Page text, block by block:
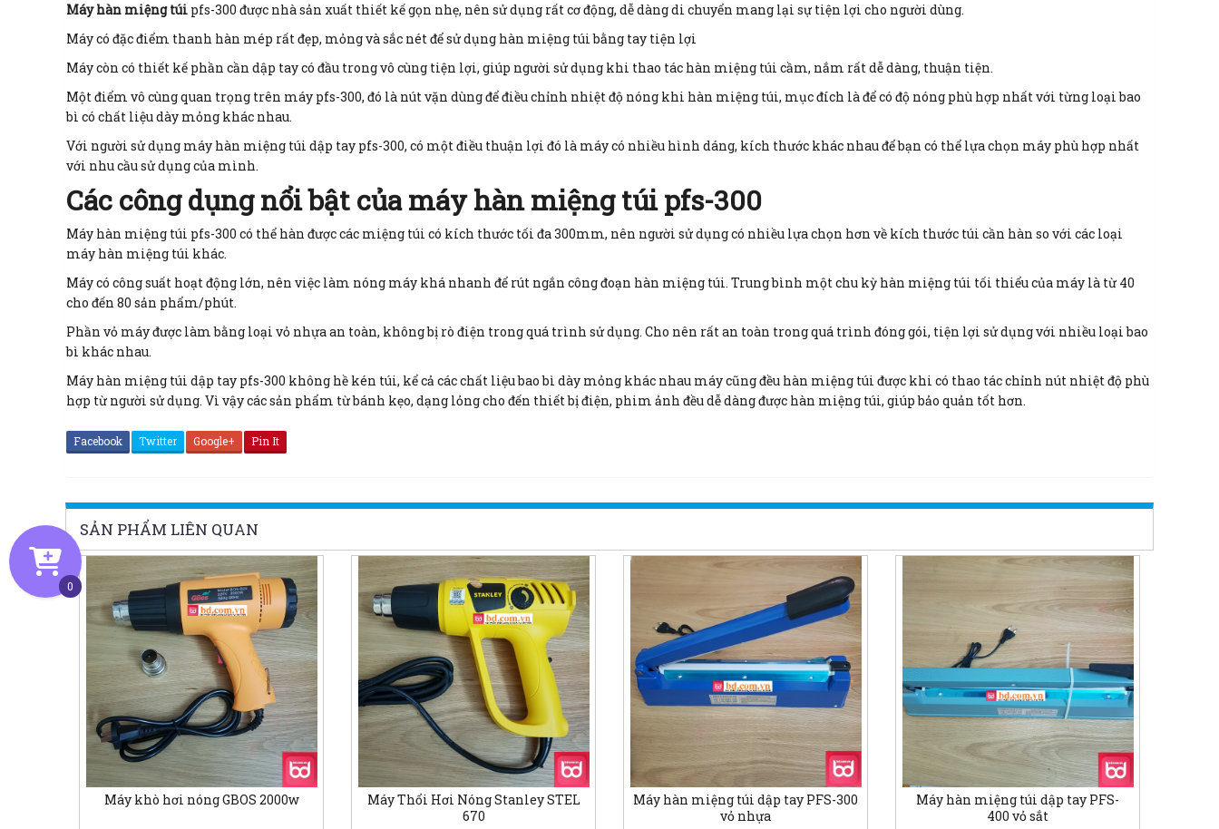
Máy hàn miệng túi pfs-300 được nhà sản xuất thiết kế gọn nhẹ, nên sử dụng rất cơ động, dễ dàng di chuyển mang lại sự tiện lợi cho người dùng.
Máy có đặc điểm thanh hàn mép rất đẹp, mỏng và sắc nét để sử dụng hàn miệng túi bằng tay tiện lợi
Máy còn có thiết kế phần cần dập tay có đầu trong vô cùng tiện lợi, giúp người sử dụng khi thao tác hàn miệng túi cầm, nắm rất dễ dàng, thuận tiện.
Một điểm vô cùng quan trọng trên máy pfs-300, đó là nút vặn dùng để điều chỉnh nhiệt độ nóng khi hàn miệng túi, mục đích là để có độ nóng phù hợp nhất với từng loại bao
bì có chất liệu dày mỏng khác nhau.
Với người sử dụng máy hàn miệng túi dập tay pfs-300, có một điều thuận lợi đó là máy có nhiều hình dáng, kích thước khác nhau để bạn có thể lựa chọn máy phù hợp nhất
với nhu cầu sử dụng của mình.
Các công dụng nổi bật của máy hàn miệng túi pfs-300
Máy hàn miệng túi pfs-300 có thể hàn được các miệng túi có kích thước tối đa 300mm, nên người sử dụng có nhiều lựa chọn hơn về kích thước túi cần hàn so với các loại
máy hàn miệng túi khác.
Máy có công suất hoạt động lớn, nên việc làm nóng máy khá nhanh để rút ngắn công đoạn hàn miệng túi. Trung bình một chu kỳ hàn miệng túi tối thiểu của máy là từ 40
cho đến 80 sản phẩm/phút.
Phần vỏ máy được làm bằng loại vỏ nhựa an toàn, không bị rò điện trong quá trình sử dụng. Cho nên rất an toàn trong quá trình đóng gói, tiện lợi sử dụng với nhiều loại bao
bì khác nhau.
Máy hàn miệng túi dập tay pfs-300 không hề kén túi, kể cả các chất liệu bao bì dày mỏng khác nhau máy cũng đều hàn miệng túi được khi có thao tác chỉnh nút nhiệt độ phù
hợp từ người sử dụng. Vì vậy các sản phẩm từ bánh kẹo, dạng lỏng cho đến thiết bị điện, phim ảnh đều dễ dàng được hàn miệng túi, giúp bảo quản tốt hơn.
Facebook Twitter Google+ Pin It
SẢN PHẨM LIÊN QUAN
Máy khò hơi nóng GBOS 2000w
Máy Thổi Hơi Nóng Stanley STEL
670
Máy hàn miệng túi dập tay PFS-300
vỏ nhựa
Máy hàn miệng túi dập tay PFS-
400 vỏ sắt
0